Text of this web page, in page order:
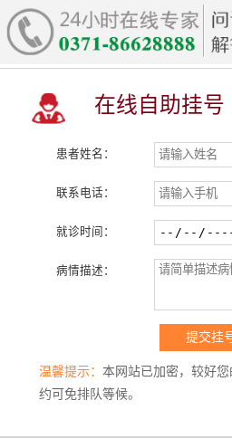
在线自助挂号
患者姓名：
联系电话：
就诊时间：
病情描述：
温馨提示：本网站已加密，较好
约可免排队等候。